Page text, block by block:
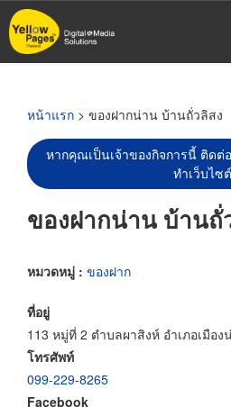
ข้าม
ไป
หน้าแรก > ของฝากน่าน บ้านถั่วลิสง
หากคุณเป็นเจ้าของกิจการนี้ ติดต่
ทำเว็บไซต์
ของฝากน่าน บ้านถั่
หมวดหมู่ : ของฝาก
ที่อยู่
113 หมู่ที่ 2 ตำบลผาสิงห์ อำเภอเมือ
โทรศัพท์
099-229-8265
Facebook